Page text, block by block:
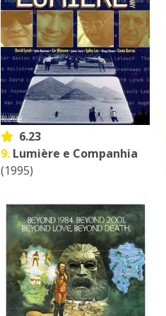
6.23
9. Lumière e Companhia
(1995)